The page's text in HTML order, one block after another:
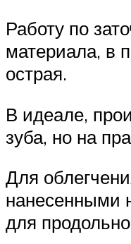
Работу по
материала, в
острая.
В идеале,
зуба, но на
Для
нанесенными
для